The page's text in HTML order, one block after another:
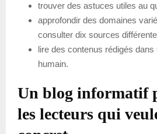
trouver des astuces utiles au
approfondir des domaines
consulter dix sources
lire des contenus rédigés
humain.
Un blog informatif
les lecteurs qui